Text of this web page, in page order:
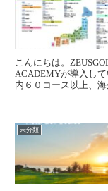
こんにちは。
ACADEMYが導入して
内６０コース以上、
未分類